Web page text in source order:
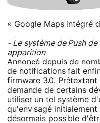
« Google Maps intégré
- Le système de Push
apparition
Annoncé depuis de
de notifications fait
firmware 3.0. Prétextant
demande de certains
utiliser un tel système
qu'envisagé
désormais possible